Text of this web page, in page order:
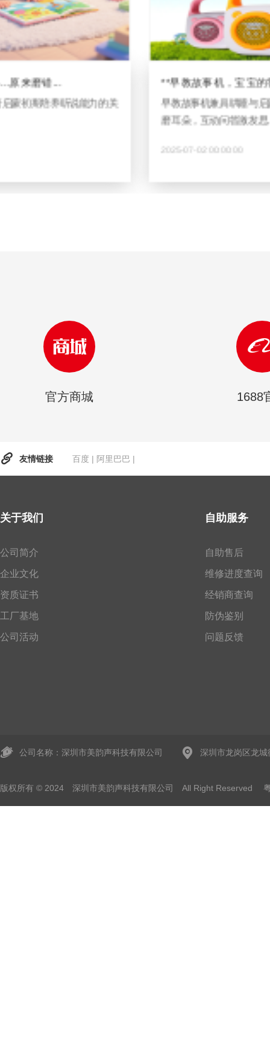
**早教故事机，宝宝的智能启蒙...
早教故事机兼具哄睡与启蒙功能，精选故事儿歌
官方商城 1688
友情链接 百度 | 阿里巴巴 |
关于我们
公司简介
企业文化
资质证书
工厂基地
公司活动
自助服务
自助售后
维修进度查询
经销商查询
防伪鉴别
问题反馈
公司名称：深圳市美韵声科技有限公司 深圳市龙岗区龙
版权所有 © 2024 深圳市美韵声科技有限公司 All Right Reserved